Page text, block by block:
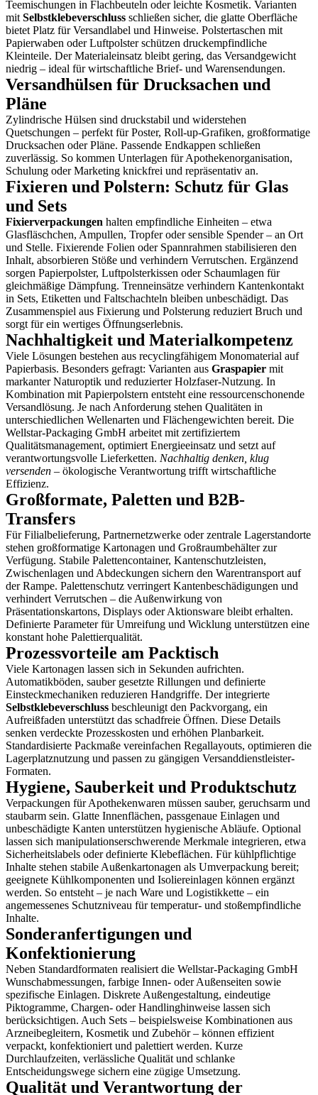
Teemischungen in Flachbeuteln oder leichte Kosmetik. Varianten
mit Selbstklebeverschluss schließen sicher, die glatte Oberfläche
bietet Platz für Versandlabel und Hinweise. Polstertaschen mit
Papierwaben oder Luftpolster schützen druckempfindliche
Kleinteile. Der Materialeinsatz bleibt gering, das Versandgewicht
niedrig – ideal für wirtschaftliche Brief- und Warensendungen.
Versandhülsen für Drucksachen und
Pläne
Zylindrische Hülsen sind druckstabil und widerstehen
Quetschungen – perfekt für Poster, Roll-up-Grafiken, großformatige
Drucksachen oder Pläne. Passende Endkappen schließen
zuverlässig. So kommen Unterlagen für Apothekenorganisation,
Schulung oder Marketing knickfrei und repräsentativ an.
Fixieren und Polstern: Schutz für Glas
und Sets
Fixierverpackungen halten empfindliche Einheiten – etwa
Glasfläschchen, Ampullen, Tropfer oder sensible Spender – an Ort
und Stelle. Fixierende Folien oder Spannrahmen stabilisieren den
Inhalt, absorbieren Stöße und verhindern Verrutschen. Ergänzend
sorgen Papierpolster, Luftpolsterkissen oder Schaumlagen für
gleichmäßige Dämpfung. Trenneinsätze verhindern Kantenkontakt
in Sets, Etiketten und Faltschachteln bleiben unbeschädigt. Das
Zusammenspiel aus Fixierung und Polsterung reduziert Bruch und
sorgt für ein wertiges Öffnungserlebnis.
Nachhaltigkeit und Materialkompetenz
Viele Lösungen bestehen aus recyclingfähigem Monomaterial auf
Papierbasis. Besonders gefragt: Varianten aus Graspapier mit
markanter Naturoptik und reduzierter Holzfaser-Nutzung. In
Kombination mit Papierpolstern entsteht eine ressourcenschonende
Versandlösung. Je nach Anforderung stehen Qualitäten in
unterschiedlichen Wellenarten und Flächengewichten bereit. Die
Wellstar-Packaging GmbH arbeitet mit zertifiziertem
Qualitätsmanagement, optimiert Energieeinsatz und setzt auf
verantwortungsvolle Lieferketten. Nachhaltig denken, klug
versenden – ökologische Verantwortung trifft wirtschaftliche
Effizienz.
Großformate, Paletten und B2B-
Transfers
Für Filialbelieferung, Partnernetzwerke oder zentrale Lagerstandorte
stehen großformatige Kartonagen und Großraumbehälter zur
Verfügung. Stabile Palettencontainer, Kantenschutzleisten,
Zwischenlagen und Abdeckungen sichern den Warentransport auf
der Rampe. Palettenschutz verringert Kantenbeschädigungen und
verhindert Verrutschen – die Außenwirkung von
Präsentationskartons, Displays oder Aktionsware bleibt erhalten.
Definierte Parameter für Umreifung und Wicklung unterstützen eine
konstant hohe Palettierqualität.
Prozessvorteile am Packtisch
Viele Kartonagen lassen sich in Sekunden aufrichten.
Automatikböden, sauber gesetzte Rillungen und definierte
Einsteckmechaniken reduzieren Handgriffe. Der integrierte
Selbstklebeverschluss beschleunigt den Packvorgang, ein
Aufreißfaden unterstützt das schadfreie Öffnen. Diese Details
senken verdeckte Prozesskosten und erhöhen Planbarkeit.
Standardisierte Packmaße vereinfachen Regallayouts, optimieren die
Lagerplatznutzung und passen zu gängigen Versanddienstleister-
Formaten.
Hygiene, Sauberkeit und Produktschutz
Verpackungen für Apothekenwaren müssen sauber, geruchsarm und
staubarm sein. Glatte Innenflächen, passgenaue Einlagen und
unbeschädigte Kanten unterstützen hygienische Abläufe. Optional
lassen sich manipulationserschwerende Merkmale integrieren, etwa
Sicherheitslabels oder definierte Klebeflächen. Für kühlpflichtige
Inhalte stehen stabile Außenkartonagen als Umverpackung bereit;
geeignete Kühlkomponenten und Isoliereinlagen können ergänzt
werden. So entsteht – je nach Ware und Logistikkette – ein
angemessenes Schutzniveau für temperatur- und stoßempfindliche
Inhalte.
Sonderanfertigungen und
Konfektionierung
Neben Standardformaten realisiert die Wellstar-Packaging GmbH
Wunschabmessungen, farbige Innen- oder Außenseiten sowie
spezifische Einlagen. Diskrete Außengestaltung, eindeutige
Piktogramme, Chargen- oder Handlinghinweise lassen sich
berücksichtigen. Auch Sets – beispielsweise Kombinationen aus
Arzneibegleitern, Kosmetik und Zubehör – können effizient
verpackt, konfektioniert und palettiert werden. Kurze
Durchlaufzeiten, verlässliche Qualität und schlanke
Entscheidungswege sichern eine zügige Umsetzung.
Qualität und Verantwortung der